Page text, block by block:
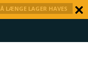
LÆNGE LAGER HAVES